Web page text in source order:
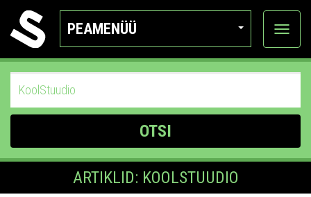
PEAMENÜÜ
Ava
OTSI
ARTIKLID: KOOLSTUUDIO